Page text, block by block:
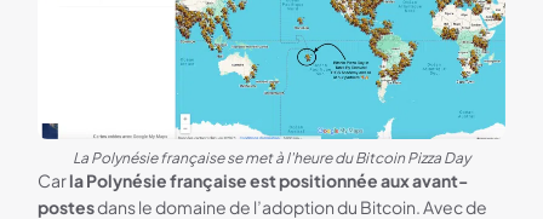
La Polynésie française se met à l'heure du Bitcoin Pizza Day
Carla Polynésie française est positionnée aux avant-
postesdans le domaine de l’adoption du Bitcoin. Avec de